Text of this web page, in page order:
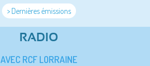
> Dernières émissions
RADIO
AVEC RCF LORRAINE